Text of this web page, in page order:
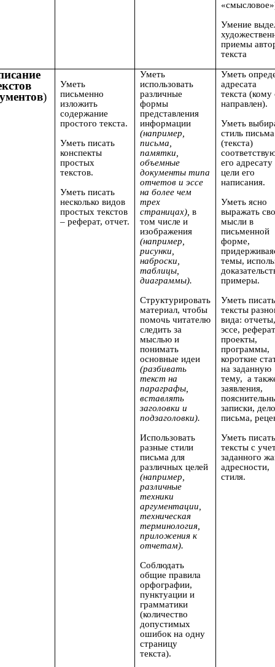
Умение
приемы
текста
)
Уметь
письменно
изложить
содержание
простого текста.
Уметь писать
конспекты
простых
текстов.
Уметь писать
несколько видов
простых текстов
– реферат, отчет.
Уметь
использовать
различные
формы
представления
информации
(например,
письма,
памятки,
объемные
документы типа
отчетов и эссе
на более чем
трех
страницах),в
том числе и
изображения
(например,
рисунки,
наброски,
таблицы,
диаграммы).
Структурировать
материал, чтобы
помочь читателю
следить за
мыслью и
понимать
основные идеи
(разбивать
текст на
параграфы,
вставлять
заголовки и
подзаголовки).
Использовать
разные стили
письма для
различных целей
(например,
различные
техники
аргументации,
техническая
терминология,
приложения к
отчетам).
Соблюдать
общие правила
орфографии,
пунктуации и
грамматики
(количество
допустимых
ошибок на одну
страницу
текста).
Уметь о
адресата
текста (кому
направлен).
Уметь в
стиль письма
(текста)
его
цели его
написания.
Уметь ясно
выражать
мысли в
письменной
форме,
темы,
примеры.
Уметь п
тексты
вида:
эссе,
проекты,
программы,
короткие
на заданную
тему, а
заявления,
записки,
письма,
Уметь
тексты с
заданного
адресности,
стиля.